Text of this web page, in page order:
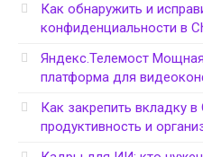
Как обнаружить и
конфиденциальности в
Яндекс.Телемост
платформа для
Как закрепить вкладку
продуктивность и